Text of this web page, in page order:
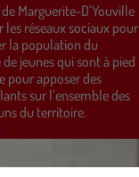
de Marguerite-D’Youville
les réseaux sociaux pour
la population du
de jeunes qui sont à pied
pour apposer des
sur l’ensemble des
du territoire.